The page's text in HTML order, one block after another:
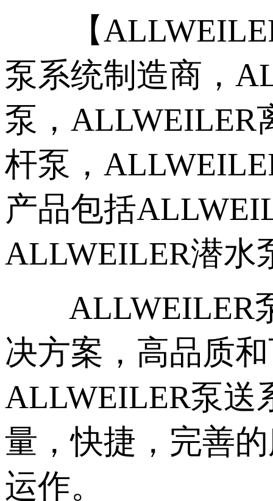
【ALLWEILER
泵系统制造商，
泵，ALLWEILER
杆泵，
产品包括
ALLWEILER潜水
ALLWEILER泵
决方案，高品质
ALLWEILER泵送
量，快捷，完善
运作。